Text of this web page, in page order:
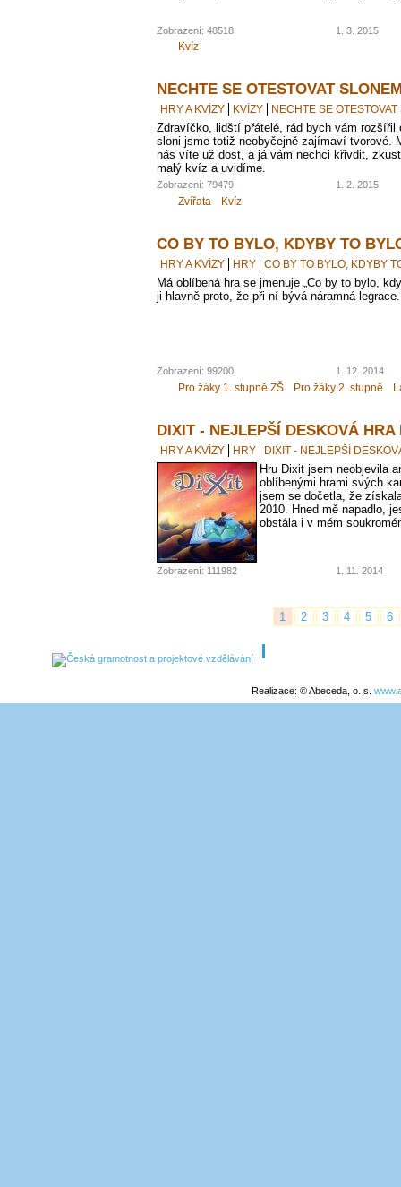
Zobrazení: 48518 1. 3. 2015
Kvíz
NECHTE SE OTESTOVAT
HRY A KVÍZY KVÍZY NECHTE SE
Zdravíčko, lidští přátelé, rád bych vám rozšířil
sloni jsme totiž neobyčejně zajímaví tvorové.
nás víte už dost, a já vám nechci křivdit,
malý kvíz a uvidíme.
Zobrazení: 79479 1. 2. 2015
Zvířata Kvíz
CO BY TO BYLO, KDYBY TO
HRY A KVÍZY HRY CO BY TO BYLO, KDYBY
Má oblíbená hra se jmenuje „Co by to bylo,
ji hlavně proto, že při ní bývá náramná legrace.
Zobrazení: 99200 1. 12. 2014
Pro žáky 1. stupně ZŠ Pro žáky 2. stupně
DIXIT - NEJLEPŠÍ DESKOVÁ HRA
HRY A KVÍZY HRY DIXIT - NEJLEPŠÍ
Hru Dixit jsem neobjevila
oblíbenými hrami svých
jsem se dočetla, že
2010. Hned mě napadlo,
obstála i v mém
Zobrazení: 111982 1. 11. 2014
1 2 3 4 5 6
Realizace: © Abeceda, o. s.